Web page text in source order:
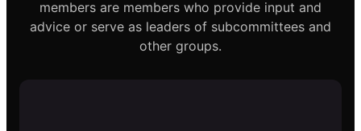
members are members who provide input and
advice or serve as leaders of subcommittees and
other groups.